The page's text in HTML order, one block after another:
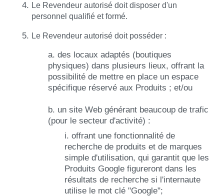
Le Revendeur autorisé doit disposer d'un
personnel qualifié et formé.
Le Revendeur autorisé doit posséder :
a. des locaux adaptés (boutiques
physiques) dans plusieurs lieux, offrant la
possibilité de mettre en place un espace
spécifique réservé aux Produits ; et/ou
b. un site Web générant beaucoup de trafic
(pour le secteur d'activité) :
i. offrant une fonctionnalité de
recherche de produits et de marques
simple d'utilisation, qui garantit que les
Produits Google figureront dans les
résultats de recherche si l'internaute
utilise le mot clé "Google";